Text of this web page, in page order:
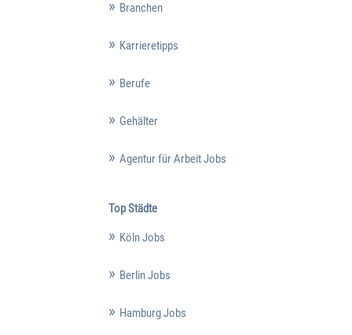
Branchen
Karrieretipps
Berufe
Gehälter
Agentur für Arbeit Jobs
Top Städte
Köln Jobs
Berlin Jobs
Hamburg Jobs